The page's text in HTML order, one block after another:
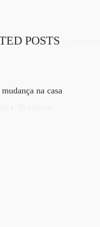
POSTS
na casa
2 min read